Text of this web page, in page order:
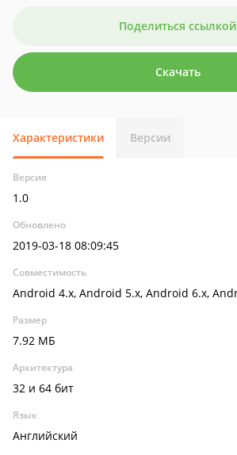
Поделиться ссылкой
Скачать
Характеристики Версии
Версия
1.0
Обновлено
2019-03-18 08:09:45
Совместимость
Android 4.x, Android 5.x, Android 6.x,
Размер
7.92 МБ
Архитектура
32 и 64 бит
Язык
Английский